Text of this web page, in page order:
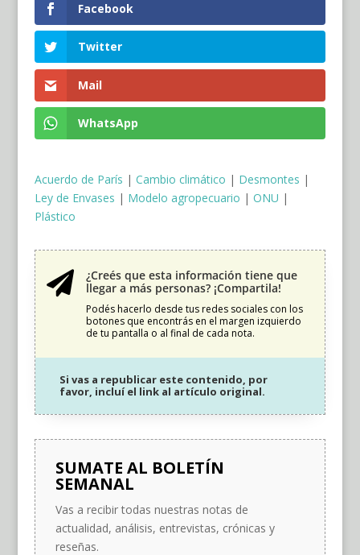
Facebook
Twitter
Mail
WhatsApp
Acuerdo de París | Cambio climático | Desmontes |
Ley de Envases | Modelo agropecuario | ONU |
Plástico

¿Creés que esta información tiene que
llegar a más personas? ¡Compartila!
Podés hacerlo desde tus redes sociales con los
botones que encontrás en el margen izquierdo
de tu pantalla o al final de cada nota.
Si vas a republicar este contenido, por
favor, incluí el link al artículo original.
SUMATE AL BOLETÍN
SEMANAL
Vas a recibir todas nuestras notas de
actualidad, análisis, entrevistas, crónicas y
reseñas.